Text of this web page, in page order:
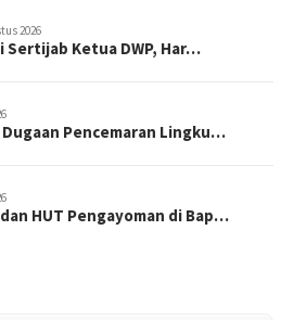
2026
Sertijab Ketua DWP, Har…
Pencemaran Lingku…
HUT Pengayoman di Bap…